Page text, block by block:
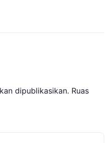
dipublikasikan. Ruas